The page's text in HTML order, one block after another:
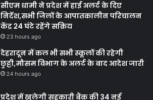
सीएम धामी ने प्रदेश में हाई अलर्ट के दिए
निर्देश,सभी जिलों के आपातकालीन परिचालन
केंद्र 24 घंटे रहेंगे सक्रिय
23 hours ago
देहरादून में कल भी सभी स्कूलों की रहेगी
छुट्टी,मौसम विभाग के अलर्ट के बाद आदेश जारी
24 hours ago
प्रदेश में खुलेगी सहकारी बैंक की 34 नई